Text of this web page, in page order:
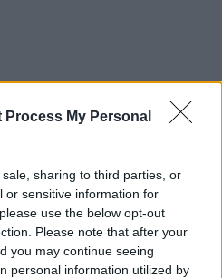
Process My Personal
sharing to third parties, or
or sensitive information for
use the below opt-out
Please note that after your
you may continue seeing
personal information utilized by